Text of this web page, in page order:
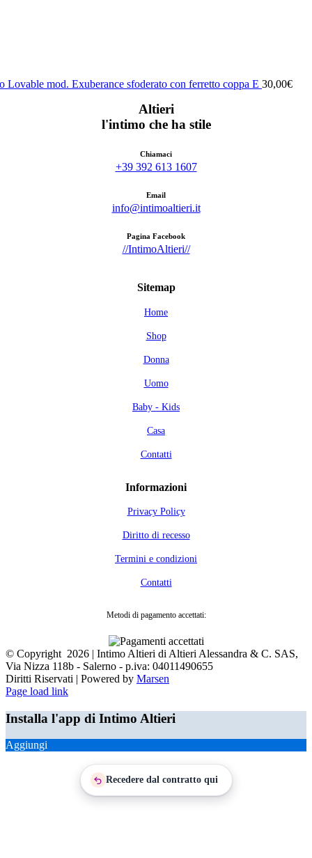
Lovable mod. Exuberance sfoderato con ferretto coppa E 30,00€
Altieri
l'intimo che ha stile
Chiamaci
+39 392 613 1607
Email
info@intimoaltieri.it
Pagina Facebook
//IntimoAltieri//
Sitemap
Home
Shop
Donna
Uomo
Baby - Kids
Casa
Contatti
Informazioni
Privacy Policy
Diritto di recesso
Termini e condizioni
Contatti
Metodi di pagamento accettati:
© Copyright 2026 | Intimo Altieri di Altieri Alessandra & C. SAS,
Via Nizza 118b - Salerno - p.iva: 04011490655
Diritti Riservati | Powered by Marsen
Facebook
Page load link
Installa l'app di Intimo Altieri
Aggiungi
Recedere dal contratto qui